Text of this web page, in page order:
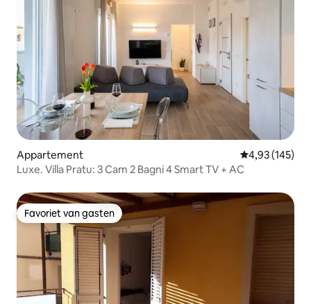
Appartement Gemiddelde
4,93 (145)
Luxe. Villa Pratu: 3 Cam 2 Bagni 4 Smart TV + AC
Favoriet van gasten
Favoriet van gasten